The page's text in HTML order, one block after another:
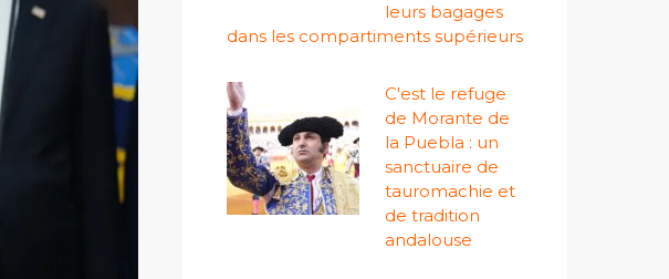
leurs bagages
dans les compartiments supérieurs
C'est le refuge
de Morante de
la Puebla : un
sanctuaire de
tauromachie et
de tradition
andalouse